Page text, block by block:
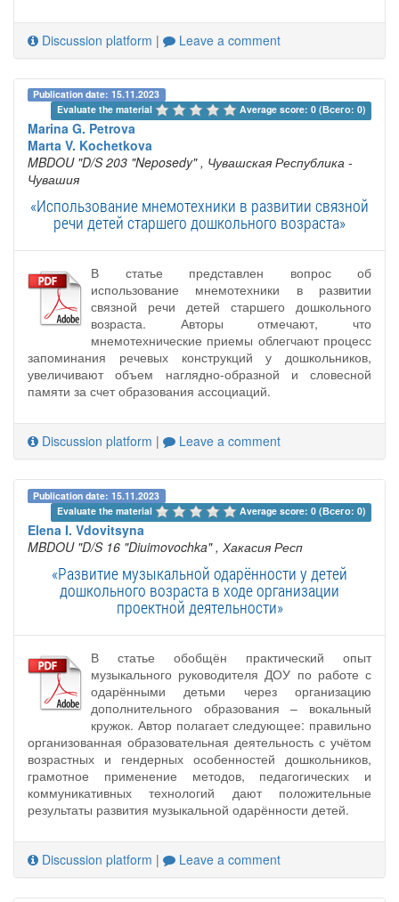
Discussion platform | Leave a comment
Publication date: 15.11.2023
Evaluate the material
Average score: 0 (Всего: 0)
Marina G. Petrova
Marta V. Kochetkova
MBDOU "D/S 203 "Neposedy" , Чувашская Республика -
Чувашия
«Использование мнемотехники в развитии связной
речи детей старшего дошкольного возраста»
В статье представлен вопрос об
использование мнемотехники в развитии
связной речи детей старшего дошкольного
возраста. Авторы отмечают, что
мнемотехнические приемы облегчают процесс
запоминания речевых конструкций у дошкольников,
увеличивают объем наглядно-образной и словесной
памяти за счет образования ассоциаций.
Discussion platform | Leave a comment
Publication date: 15.11.2023
Evaluate the material
Average score: 0 (Всего: 0)
Elena I. Vdovitsyna
MBDOU "D/S 16 "Diuimovochka" , Хакасия Респ
«Развитие музыкальной одарённости у детей
дошкольного возраста в ходе организации
проектной деятельности»
В статье обобщён практический опыт
музыкального руководителя ДОУ по работе с
одарёнными детьми через организацию
дополнительного образования – вокальный
кружок. Автор полагает следующее: правильно
организованная образовательная деятельность с учётом
возрастных и гендерных особенностей дошкольников,
грамотное применение методов, педагогических и
коммуникативных технологий дают положительные
результаты развития музыкальной одарённости детей.
Discussion platform | Leave a comment